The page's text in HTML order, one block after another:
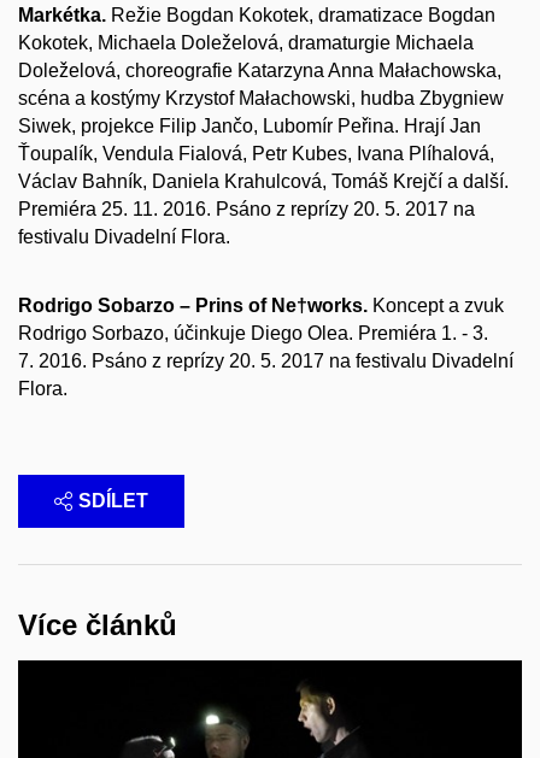
Markétka. Režie Bogdan Kokotek, dramatizace Bogdan
Kokotek, Michaela Doleželová, dramaturgie Michaela
Doleželová, choreografie Katarzyna Anna Małachowska,
scéna a kostýmy Krzystof Małachowski, hudba Zbygniew
Siwek, projekce Filip Jančo, Lubomír Peřina. Hrají Jan
Ťoupalík, Vendula Fialová, Petr Kubes, Ivana Plíhalová,
Václav Bahník, Daniela Krahulcová, Tomáš Krejčí a další.
Premiéra 25. 11. 2016. Psáno z reprízy 20. 5. 2017 na
festivalu Divadelní Flora.
Rodrigo Sobarzo – Prins of Ne†works. Koncept a zvuk
Rodrigo Sorbazo, účinkuje Diego Olea. Premiéra 1. - 3.
7. 2016. Psáno z reprízy 20. 5. 2017 na festivalu Divadelní
Flora.
SDÍLET
Více článků